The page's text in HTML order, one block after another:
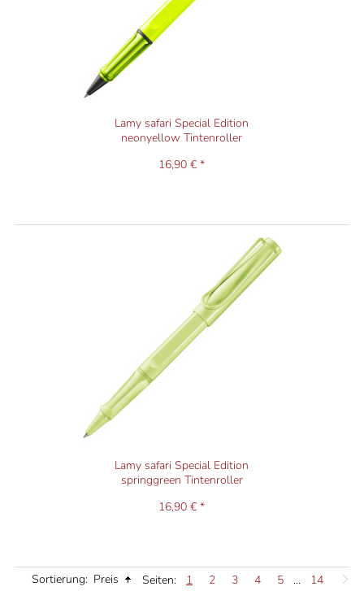
Lamy safari Special Edition
neonyellow Tintenroller
16,90 € *
Lamy safari Special Edition
springgreen Tintenroller
16,90 € *
Seiten: 1 2 3 4 5 ... 14
Sortierung: Preis